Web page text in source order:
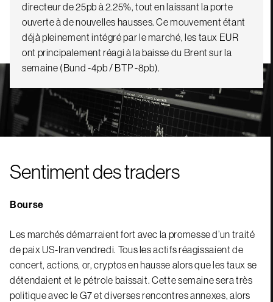
directeur de 25pb à 2.25%, tout en laissant la porte
ouverte à de nouvelles hausses. Ce mouvement étant
déjà pleinement intégré par le marché, les taux EUR
ont principalement réagi à la baisse du Brent sur la
semaine (Bund -4pb / BTP -8pb).
Sentiment des traders
Bourse
Les marchés démarraient fort avec la promesse d’un traité
de paix US-Iran vendredi. Tous les actifs réagissaient de
concert, actions, or, cryptos en hausse alors que les taux se
détendaient et le pétrole baissait. Cette semaine sera très
politique avec le G7 et diverses rencontres annexes, alors